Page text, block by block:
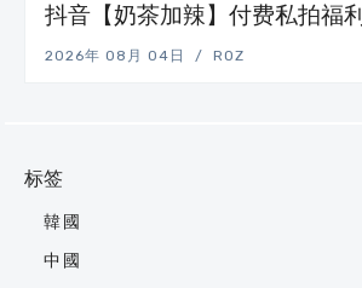
抖音【奶茶加辣】付费私拍福利
2026年 08月 04日 ROZ
标签
韓國
中國